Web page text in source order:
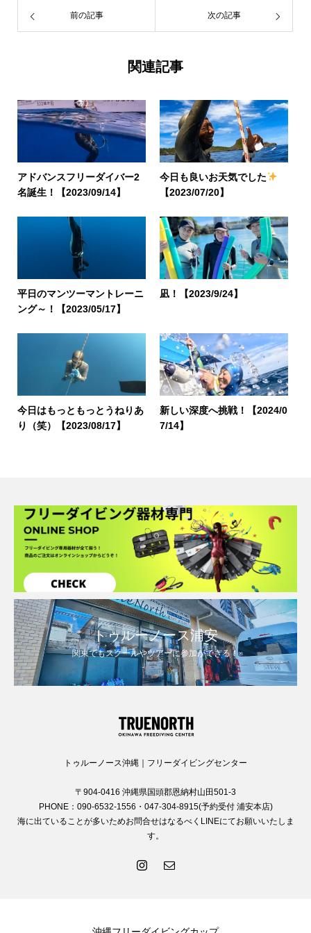
前の記事 次の記事
関連記事
アドバンスフリーダイバー2
名誕生！【2023/09/14】
今日も良いお天気でした
【2023/07/20】
平日のマンツーマントレーニ
ング～！【2023/05/17】
凪！【2023/9/24】
今日はもっともっとうねりあ
り（笑）【2023/08/17】
新しい深度へ挑戦！【2024/0
7/14】
トゥルーノース浦安
関東でもスクールやツアーに参加ができる！
トゥルーノース沖縄｜フリーダイビングセンター
〒904-0416 沖縄県国頭郡恩納村山田501-3
PHONE：090-6532-1556・047-304-8915(予約受付 浦安本店)
海に出ていることが多いためお問合せはなるべくLINEにてお願いいたしま
す。